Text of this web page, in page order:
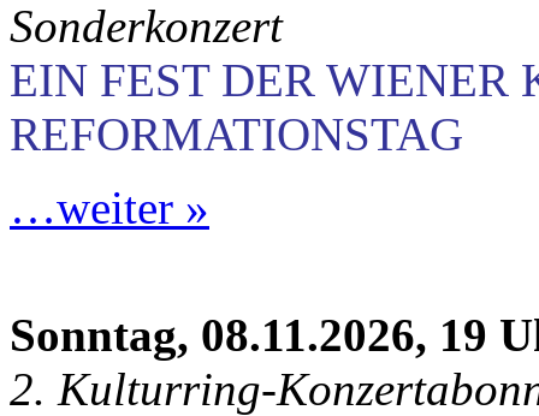
Sonderkonzert
EIN FEST DER WIENER
REFORMATIONSTAG
…weiter »
Sonntag, 08.11.2026, 19
2. Kulturring-